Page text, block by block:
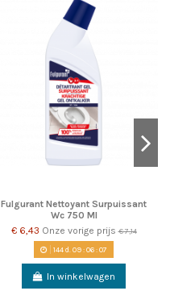
Fulgurant Nettoyant Surpuissant
Wc 750 Ml
€ 6,43 Onze vorige prijs€ 7,14
144d. 09:06:07
In winkelwagen